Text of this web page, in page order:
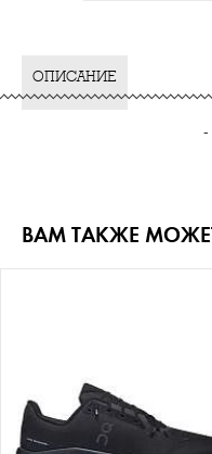
ОПИСАНИЕ
-
ВАМ ТАКЖЕ